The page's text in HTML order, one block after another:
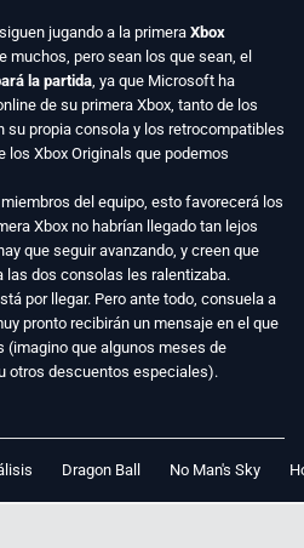
jugando a la primera Xbox
muchos, pero sean los que sean, el
la partida , ya que Microsoft ha
de su primera Xbox, tanto de los
propia consola y los retrocompatibles
los Xbox Originals que podemos
del equipo, esto favorecerá los
Xbox no habrían llegado tan lejos
hay que seguir avanzando, y creen que
dos consolas les ralentizaba.
por llegar. Pero ante todo, consuela a
pronto recibirán un mensaje en el que
que algunos meses de
otros descuentos especiales).
Dragon Ball No Man's Sky